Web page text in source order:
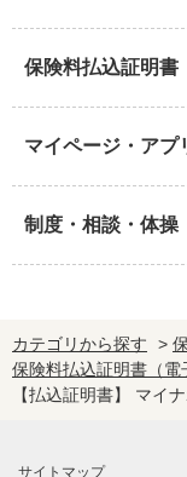
保険料払込証明書
マイページ・アプ
制度・相談・体操
カテゴリから探す >
保険料払込証明書（電
【払込証明書】 マイ
サイトマップ